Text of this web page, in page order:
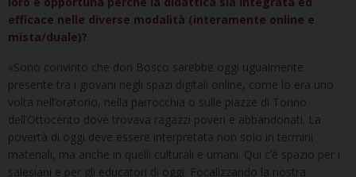
efficace nelle diverse modalità (interamente online e
mista/duale)?
«Sono convinto che don Bosco sarebbe oggi ugualmente
presente tra i giovani negli spazi digitali online, come lo era uno
volta nell’oratorio, nella parrocchia o sulle piazze di Torino
dell’Ottocento dove trovava ragazzi poveri e abbandonati. La
povertà di oggi deve essere interpretata non solo in termini
materiali, ma anche in quelli culturali e umani. Qui c’è spazio per i
salesiani e per gli educatori di oggi. Focalizzando la nostra